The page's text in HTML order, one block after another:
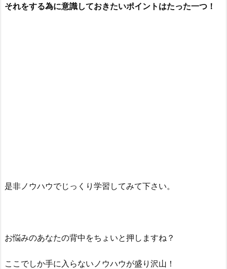
それをする為に意識しておきたいポイントはたった一つ！
是非ノウハウでじっくり学習してみて下さい。
お悩みのあなたの背中をちょいと押しますね？
ここでしか手に入らないノウハウが盛り沢山！